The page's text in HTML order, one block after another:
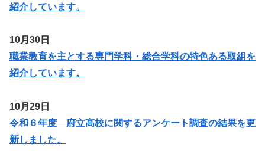
紹介しています。
10月30日
職業教育を主とする専門学科・総合学科の特色ある取組を
紹介しています。
10月29日
令和６年度 府立高校に関するアンケート調査の結果を更
新しました。